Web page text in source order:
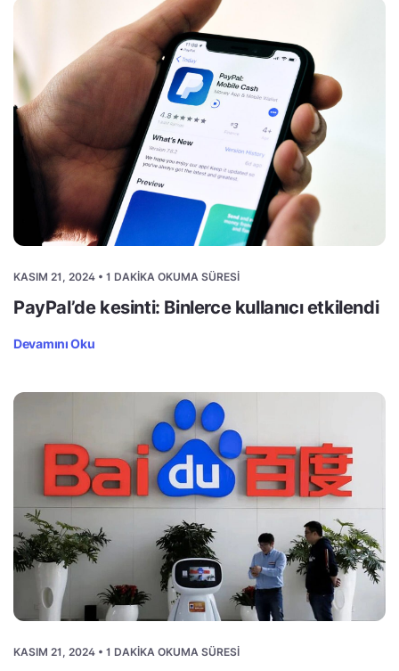
KASIM 21, 2024 • 1 DAKIKA OKUMA SÜRESI
PayPal’de kesinti: Binlerce kullanıcı etkilendi
Devamını Oku
KASIM 21, 2024 • 1 DAKIKA OKUMA SÜRESI